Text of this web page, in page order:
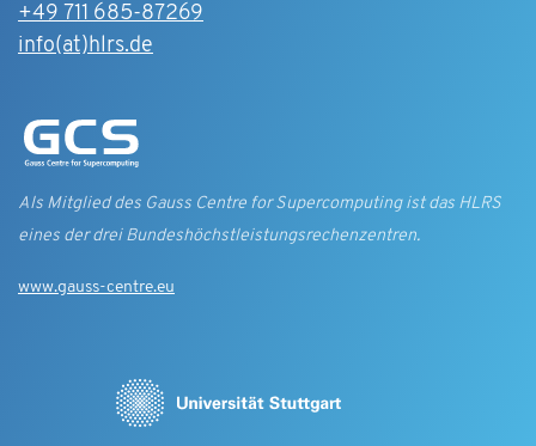
+49 711 685-87269
info(at)hlrs.de
Als Mitglied des Gauss Centre for Supercomputing ist das HLRS
eines der drei Bundes­höchst­leistungs­rechen­zentren.
www.gauss-centre.eu